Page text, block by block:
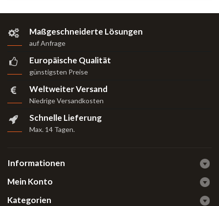
Maßgeschneiderte Lösungen
auf Anfrage
Europäische Qualität
günstigsten Preise
Weltweiter Versand
Niedrige Versandkosten
Schnelle Lieferung
Max. 14 Tagen.
Informationen
Mein Konto
Kategorien